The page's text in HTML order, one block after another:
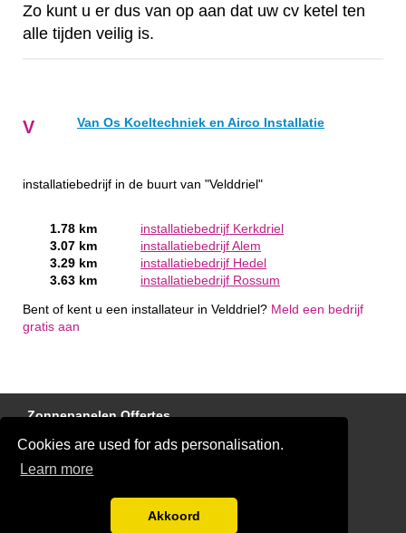
Cookies are used for ads personalisation.
Learn more
Akkoord
Zo kunt u er dus van op aan dat uw cv ketel ten
alle tijden veilig is.
V Van Os Koeltechniek en Airco Installatie
installatiebedrijf in de buurt van "Velddriel"
1.78 km
installatiebedrijf Kerkdriel
3.07 km
installatiebedrijf Alem
3.29 km
installatiebedrijf Hedel
3.63 km
installatiebedrijf Rossum
Bent of kent u een installateur in Velddriel? Meld een bedrijf
gratis aan
Zonnepanelen Offertes
Laadpaal Offertes
Elektricien Offertes